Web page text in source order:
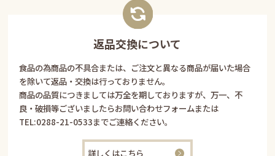
返品交換について
食品の為商品の不具合または、ご注文と異なる商品が届いた場合
を除いて返品・交換は行っておりません。
商品の品質につきましては万全を期しておりますが、万一、不
良・破損等ございましたらお問い合わせフォームまたは
TEL:0288-21-0533までご連絡ください。
詳しくはこちら